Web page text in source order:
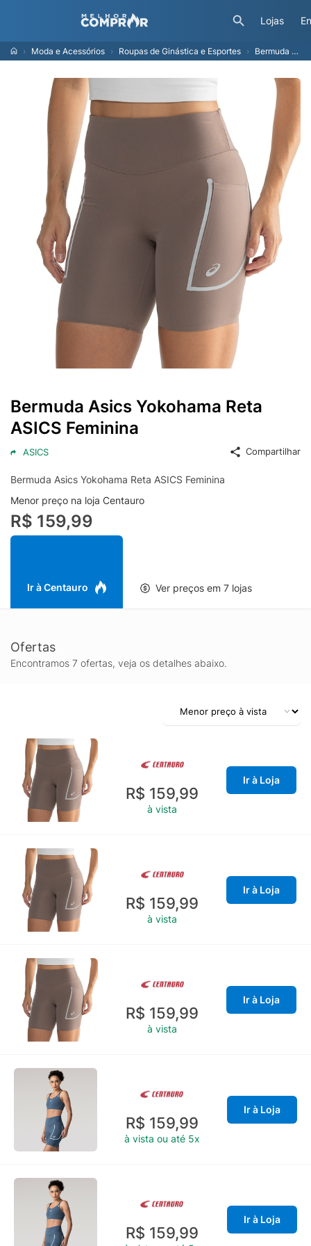
Lojas
Moda e Acessórios Roupas de Ginástica e Esportes Bermuda Asics Yokohama Reta ASICS Feminina
Bermuda Asics Yokohama Reta
ASICS Feminina
ASICS Compartilhar
Bermuda Asics Yokohama Reta ASICS Feminina
Menor preço na loja Centauro
R$ 159,99
Ir à Centauro Ver preços em 7 lojas
Ofertas
Encontramos 7 ofertas, veja os detalhes abaixo.
R$ 159,99
à vista
Ir à Loja
R$ 159,99
à vista
Ir à Loja
R$ 159,99
à vista
Ir à Loja
R$ 159,99
à vista ou até 5x
Ir à Loja
R$ 159,99
Ir à Loja